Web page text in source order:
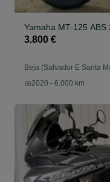
Yamaha MT-125
3.800 €
Beja (Salvador E Santa
2020 - 6.000 km